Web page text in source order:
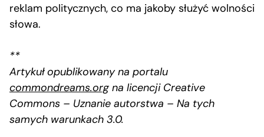
reklam politycznych, co ma jakoby służyć wolności
słowa.
**
Artykuł opublikowany na portalu
commondreams.org na licencji Creative
Commons – Uznanie autorstwa – Na tych
samych warunkach 3.0.